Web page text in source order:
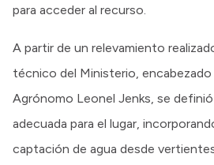
para acceder al recurso.
A partir de un relevamiento
técnico del Ministerio,
Agrónomo Leonel Jenks, se
adecuada para el lugar,
captación de agua desde